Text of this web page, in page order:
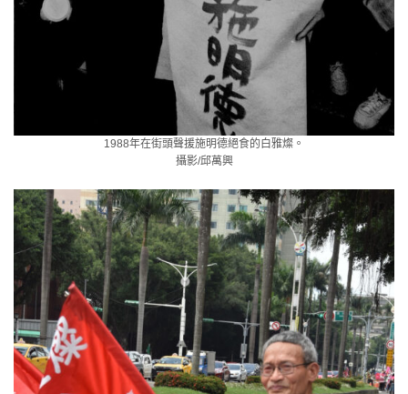
1988年在街頭聲援施明德絕食的白雅燦。
攝影/邱萬興